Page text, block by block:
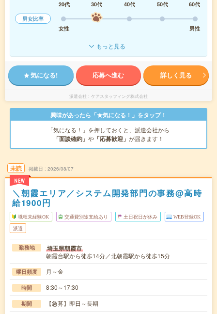
20代
30代 40代 50代
60代
男女比率
女性
男性
もっと見る
気になる! 応募へ進む 詳しく見る
派遣会社 ケアスタッフィング株式会社
興味があったら「★気になる！」をタップ！
「気になる！」を押しておくと、派遣会社から
「面談確約」 や 「応募歓迎」 が届きます！
未読
NEW
掲載日 2026/08/07
＼朝霞エリア／システム開発部門の事務@高時
給1900円
職種未経験OK 交通費別途支給あり 土日祝日が休み WEB登録OK
派遣
勤務地 埼玉県朝霞市
朝霞台駅から徒歩14分／北朝霞駅から徒歩15分
曜日頻度 月～金
時間 8:30～17:30
期間 【急募】即日～長期